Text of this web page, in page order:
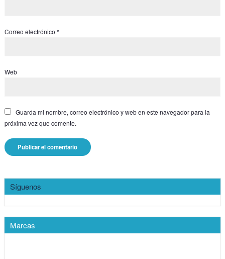
Correo electrónico *
Web
Guarda mi nombre, correo electrónico y web en este navegador para la
próxima vez que comente.
Síguenos
Marcas